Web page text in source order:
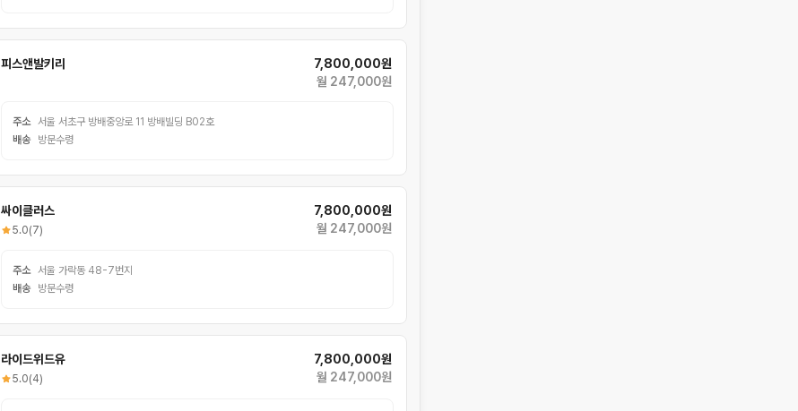
피스앤발키리
7,800,000원
월 247,000원
주소 서울 서초구 방배중앙로 11 방배빌딩 B02호
배송
방문수령
싸이클러스
5.0(7)
7,800,000원
월 247,000원
주소 서울 가락동 48-7번지
배송
방문수령
라이드위드유
5.0(4)
7,800,000원
월 247,000원